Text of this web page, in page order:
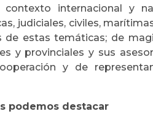
internacional y
judiciales, civiles,
de estas temáticas; de
y provinciales y sus
y de
podemos destacar